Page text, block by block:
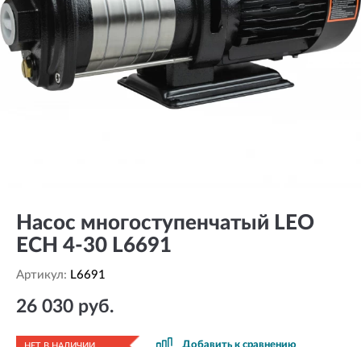
Насос многоступенчатый LEO
ECH 4-30 L6691
Артикул: L6691
26 030 руб.